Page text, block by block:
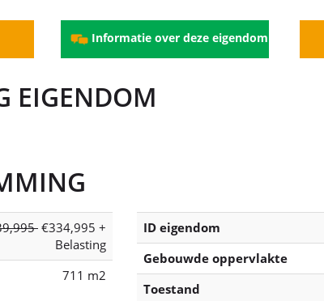
Informatie over deze eigendom
EIGENDOM
€334,995 +
Belasting
711 m2
ID eigendom
Gebouwde oppervlakte
Toestand